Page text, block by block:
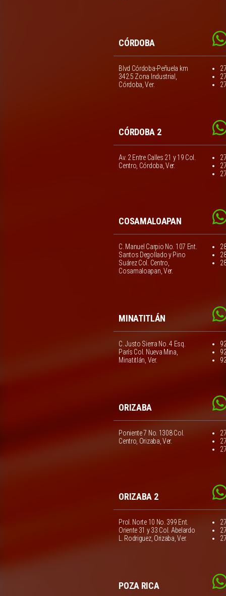
CÓRDOBA
Blvd Córdoba-Peñuela km
342.5 Zona Industrial,
Córdoba, Ver.
CÓRDOBA 2
Av. 2 Entre Calles 21 y 19 Col.
Centro, Córdoba, Ver.
COSAMALOAPAN
C. Manuel Carpio No. 107 Ent.
Santos Degollado y Pino
Suárez Col. Centro,
Cosamaloapan, Ver.
MINATITLÁN
C. Justo Sierra No. 4 Esq.
París Col. Nueva Mina,
Minatitlán, Ver.
ORIZABA
Poniente 7 No. 1308 Col.
Centro, Orizaba, Ver.
ORIZABA 2
Prol. Norte 10 No. 399 Ent.
Oriente 31 y 33 Col. Abelardo
L. Rodriguez, Orizaba, Ver.
POZA RICA